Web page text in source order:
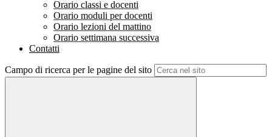
Orario classi e docenti
Orario moduli per docenti
Orario lezioni del mattino
Orario settimana successiva
Contatti
Campo di ricerca per le pagine del sito